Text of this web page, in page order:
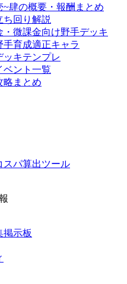
~肆の概要・報酬まとめ
ち回り解説
微課金向け野手デッキ
育成適正キャラ
ッキテンプレ
ベント一覧
略まとめ
スパ算出ツール
掲示板